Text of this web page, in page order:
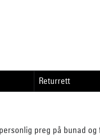
Returrett
preg på bunad